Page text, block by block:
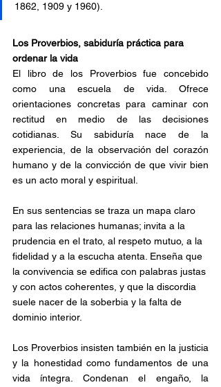
1862, 1909 y 1960).
Los Proverbios, sabiduría práctica para
ordenar la vida
El libro de los Proverbios fue concebido
como una escuela de vida. Ofrece
orientaciones concretas para caminar con
rectitud en medio de las decisiones
cotidianas. Su sabiduría nace de la
experiencia, de la observación del corazón
humano y de la convicción de que vivir bien
es un acto moral y espiritual.
En sus sentencias se traza un mapa claro
para las relaciones humanas; invita a la
prudencia en el trato, al respeto mutuo, a la
fidelidad y a la escucha atenta. Enseña que
la convivencia se edifica con palabras justas
y con actos coherentes, y que la discordia
suele nacer de la soberbia y la falta de
dominio interior.
Los Proverbios insisten también en la justicia
y la honestidad como fundamentos de una
vida íntegra. Condenan el engaño, la